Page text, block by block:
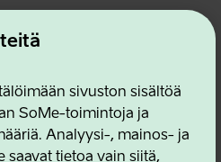
sivuston sisältöä
SoMe-toimintoja ja
Analyysi-, mainos- ja
tietoa vain siitä,